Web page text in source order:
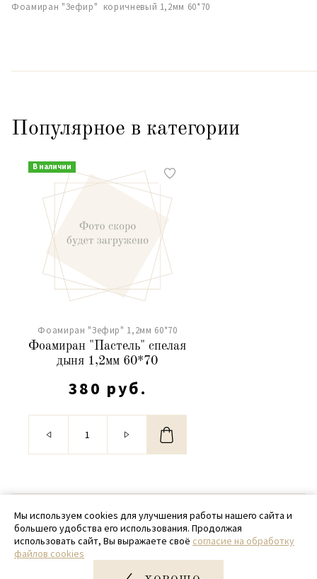
Фоамиран "Зефир" коричневый 1,2мм 60*70
Популярное в категории
В наличии
Фоамиран "Зефир" 1,2мм 60*70
Фоамиран "Пастель" спелая
дыня 1,2мм 60*70
380 руб.
© 2020 - 2026 SamPack
+ 7 (918) 699-97-87
zakaz@sampack.store
Мы используем cookies для улучшения работы нашего сайта и
большего удобства его использования. Продолжая
использовать сайт, Вы выражаете своё согласие на обработку
файлов cookies